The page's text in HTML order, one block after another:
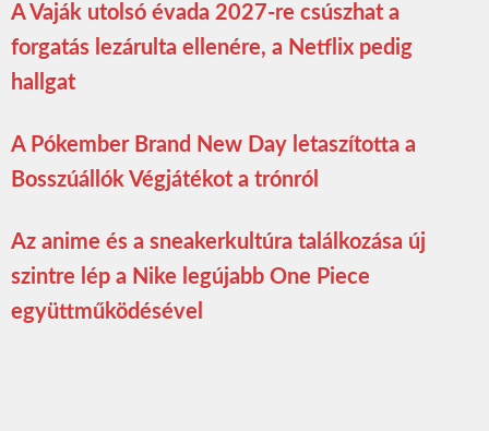
A Vaják utolsó évada 2027-re csúszhat a
forgatás lezárulta ellenére, a Netflix pedig
hallgat
A Pókember Brand New Day letaszította a
Bosszúállók Végjátékot a trónról
Az anime és a sneakerkultúra találkozása új
szintre lép a Nike legújabb One Piece
együttműködésével